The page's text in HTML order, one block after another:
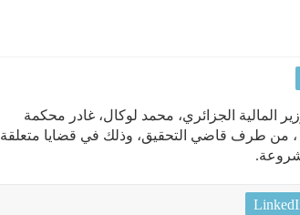
الجزائري، محمد لوكال، غادر محكمة
، من طرف قاضي التحقيق، وذلك في قضايا متعلقة